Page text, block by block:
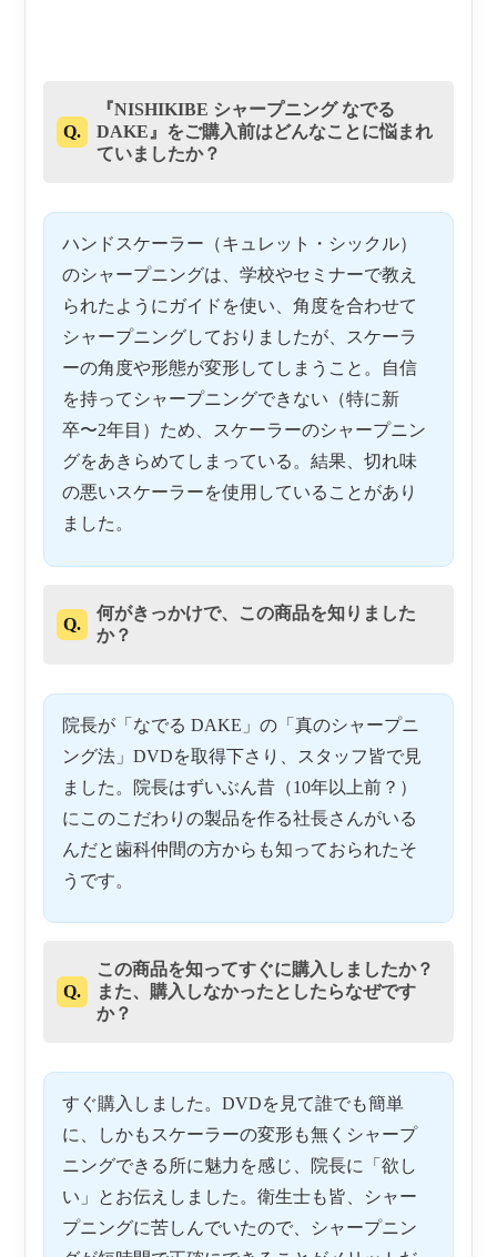
Q.
『NISHIKIBE シャープニング なでる
DAKE』をご購入前はどんなことに悩まれ
ていましたか？
ハンドスケーラー（キュレット・シックル）
のシャープニングは、学校やセミナーで教え
られたようにガイドを使い、角度を合わせて
シャープニングしておりましたが、スケーラ
ーの角度や形態が変形してしまうこと。自信
を持ってシャープニングできない（特に新
卒〜2年目）ため、スケーラーのシャープニン
グをあきらめてしまっている。結果、切れ味
の悪いスケーラーを使用していることがあり
ました。
Q.
何がきっかけで、この商品を知りました
か？
院長が「なでる DAKE」の「真のシャープニ
ング法」DVDを取得下さり、スタッフ皆で見
ました。院長はずいぶん昔（10年以上前？）
にこのこだわりの製品を作る社長さんがいる
んだと歯科仲間の方からも知っておられたそ
うです。
Q.
この商品を知ってすぐに購入しましたか？
また、購入しなかったとしたらなぜです
か？
すぐ購入しました。DVDを見て誰でも簡単
に、しかもスケーラーの変形も無くシャープ
ニングできる所に魅力を感じ、院長に「欲し
い」とお伝えしました。衛生士も皆、シャー
プニングに苦しんでいたので、シャープニン